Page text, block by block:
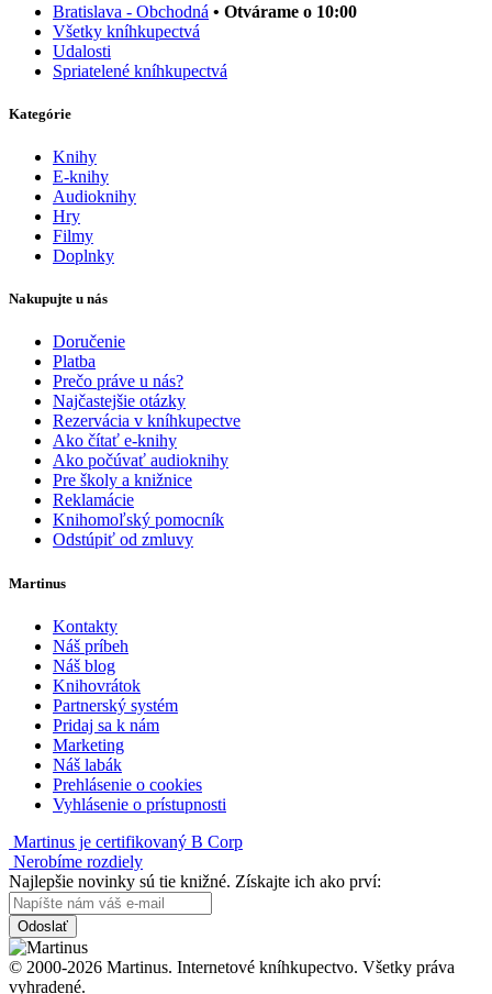
Bratislava - Obchodná • Otvárame o 10:00
Všetky kníhkupectvá
Udalosti
Spriatelené kníhkupectvá
Kategórie
Knihy
E-knihy
Audioknihy
Hry
Filmy
Doplnky
Nakupujte u nás
Doručenie
Platba
Prečo práve u nás?
Najčastejšie otázky
Rezervácia v kníhkupectve
Ako čítať e-knihy
Ako počúvať audioknihy
Pre školy a knižnice
Reklamácie
Knihomoľský pomocník
Odstúpiť od zmluvy
Martinus
Kontakty
Náš príbeh
Náš blog
Knihovrátok
Partnerský systém
Pridaj sa k nám
Marketing
Náš labák
Prehlásenie o cookies
Vyhlásenie o prístupnosti
Martinus je certifikovaný B Corp
Nerobíme rozdiely
Najlepšie novinky sú tie knižné. Získajte ich ako prví:
Odoslať
© 2000-2026 Martinus. Internetové kníhkupectvo. Všetky práva
vyhradené.